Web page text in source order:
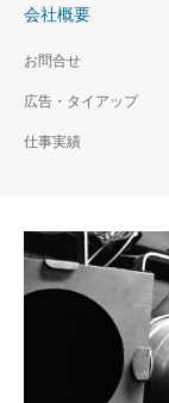
会社概要
お問合せ
広告・タイアップ
仕事実績